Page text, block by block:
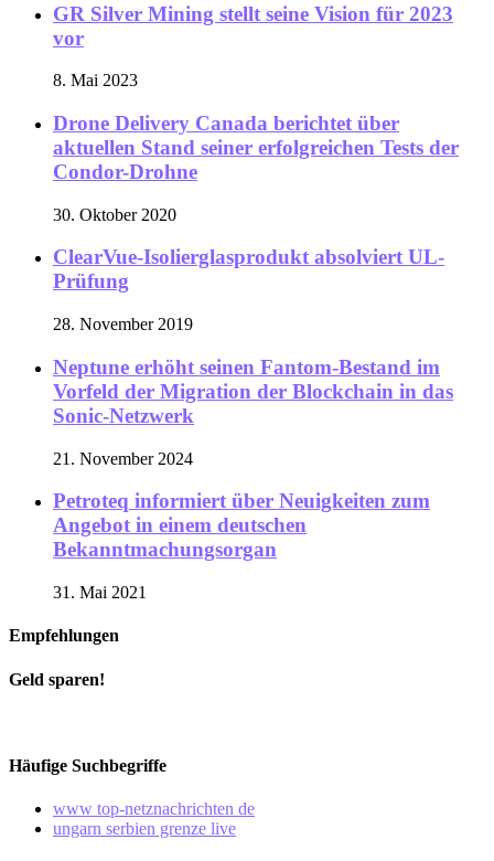
GR Silver Mining stellt seine Vision für 2023
vor
8. Mai 2023
Drone Delivery Canada berichtet über
aktuellen Stand seiner erfolgreichen Tests der
Condor-Drohne
30. Oktober 2020
ClearVue-Isolierglasprodukt absolviert UL-
Prüfung
28. November 2019
Neptune erhöht seinen Fantom-Bestand im
Vorfeld der Migration der Blockchain in das
Sonic-Netzwerk
21. November 2024
Petroteq informiert über Neuigkeiten zum
Angebot in einem deutschen
Bekanntmachungsorgan
31. Mai 2021
Empfehlungen
Geld sparen!
Häufige Suchbegriffe
www top-netznachrichten de
ungarn serbien grenze live